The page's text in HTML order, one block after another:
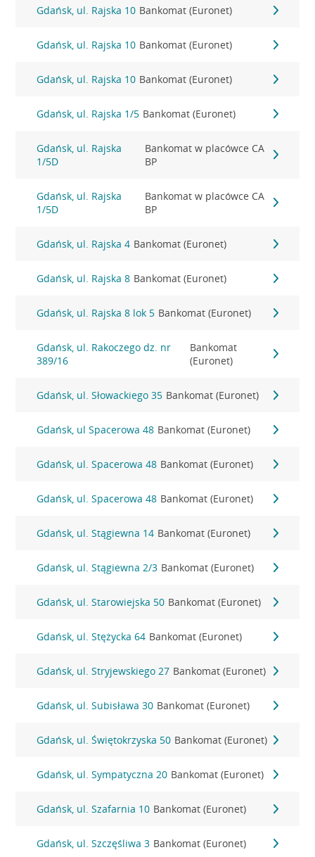
Gdańsk, ul. Rajska 10 Bankomat (Euronet)
Gdańsk, ul. Rajska 10 Bankomat (Euronet)
Gdańsk, ul. Rajska 10 Bankomat (Euronet)
Gdańsk, ul. Rajska 1/5 Bankomat (Euronet)
Gdańsk, ul. Rajska
1/5D
Bankomat w placówce CA
BP
Gdańsk, ul. Rajska
1/5D
Bankomat w placówce CA
BP
Gdańsk, ul. Rajska 4 Bankomat (Euronet)
Gdańsk, ul. Rajska 8 Bankomat (Euronet)
Gdańsk, ul. Rajska 8 lok 5 Bankomat (Euronet)
Gdańsk, ul. Rakoczego dz. nr
389/16
Bankomat
(Euronet)
Gdańsk, ul. Słowackiego 35 Bankomat (Euronet)
Gdańsk, ul Spacerowa 48 Bankomat (Euronet)
Gdańsk, ul. Spacerowa 48 Bankomat (Euronet)
Gdańsk, ul. Spacerowa 48 Bankomat (Euronet)
Gdańsk, ul. Stągiewna 14 Bankomat (Euronet)
Gdańsk, ul. Stągiewna 2/3 Bankomat (Euronet)
Gdańsk, ul. Starowiejska 50 Bankomat (Euronet)
Gdańsk, ul. Stężycka 64 Bankomat (Euronet)
Gdańsk, ul. Stryjewskiego 27 Bankomat (Euronet)
Gdańsk, ul. Subisława 30 Bankomat (Euronet)
Gdańsk, ul. Świętokrzyska 50 Bankomat (Euronet)
Gdańsk, ul. Sympatyczna 20 Bankomat (Euronet)
Gdańsk, ul. Szafarnia 10 Bankomat (Euronet)
Gdańsk, ul. Szczęśliwa 3 Bankomat (Euronet)